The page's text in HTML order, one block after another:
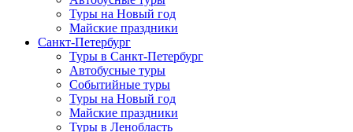
Туры на Новый год
Майские праздники
Санкт-Петербург
Туры в Санкт-Петербург
Автобусные туры
Событийные туры
Туры на Новый год
Майские праздники
Туры в Ленобласть